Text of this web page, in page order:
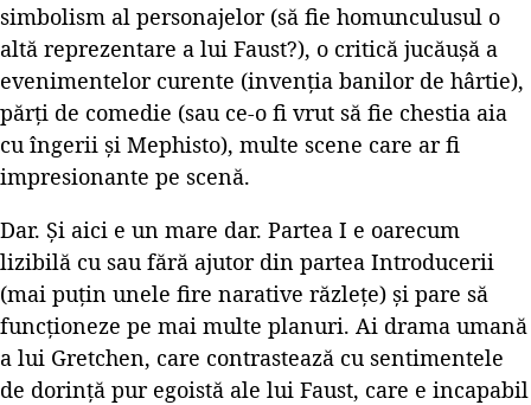
simbolism al personajelor (să fie homunculusul o
altă reprezentare a lui Faust?), o critică jucăușă a
evenimentelor curente (invenția banilor de hârtie),
părți de comedie (sau ce-o fi vrut să fie chestia aia
cu îngerii și Mephisto), multe scene care ar fi
impresionante pe scenă.
Dar. Și aici e un mare dar. Partea I e oarecum
lizibilă cu sau fără ajutor din partea Introducerii
(mai puțin unele fire narative răzlețe) și pare să
funcționeze pe mai multe planuri. Ai drama umană
a lui Gretchen, care contrastează cu sentimentele
de dorință pur egoistă ale lui Faust, care e incapabil